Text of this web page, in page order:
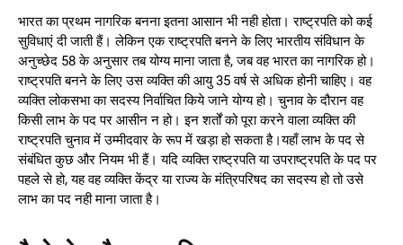
भारत का प्रथम नागरिक बनना इतना आसान भी नही होता। राष्ट्रपति को कई
सुविधाएं दी जाती हैं। लेकिन एक राष्ट्रपति बनने के लिए भारतीय संविधान के
अनुच्छेद 58 के अनुसार तब योग्य माना जाता है, जब वह भारत का नागरिक हो।
राष्ट्रपति बनने के लिए उस व्यक्ति की आयु 35 वर्ष से अधिक होनी चाहिए। वह
व्यक्ति लोकसभा का सदस्य निर्वाचित किये जाने योग्य हो। चुनाव के दौरान वह
किसी लाभ के पद पर आसीन न हो। इन शर्तों को पूरा करने वाला व्यक्ति की
राष्ट्रपति चुनाव में उम्मीदवार के रूप में खड़ा हो सकता है।यहाँ लाभ के पद से
संबंधित कुछ और नियम भी हैं। यदि व्यक्ति राष्ट्रपति या उपराष्ट्रपति के पद पर
पहले से हो, यह वह व्यक्ति केंद्र या राज्य के मंत्रिपरिषद का सदस्य हो तो उसे
लाभ का पद नही माना जाता है।